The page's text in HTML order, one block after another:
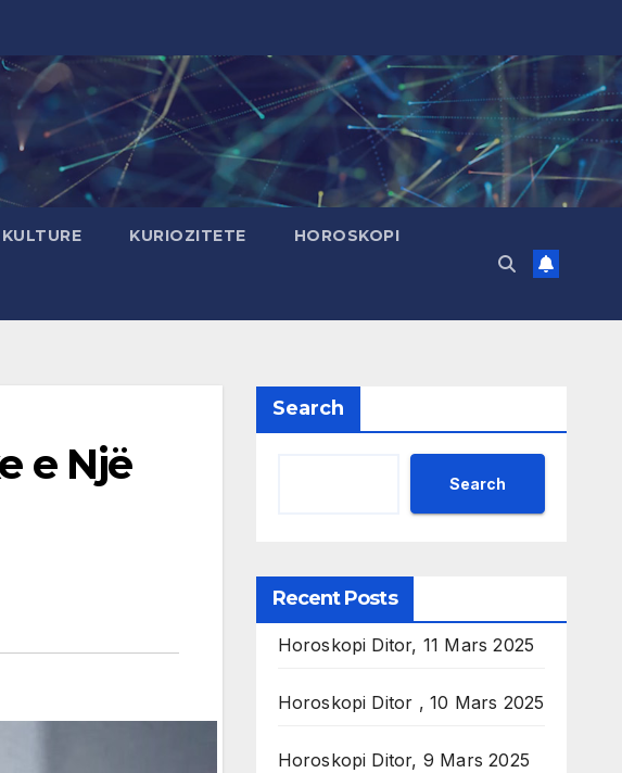
KURIOZITETE HOROSKOPI
e Një
Search
Search
Recent Posts
Horoskopi Ditor, 11 Mars 2025
Horoskopi Ditor , 10 Mars 2025
Horoskopi Ditor, 9 Mars 2025